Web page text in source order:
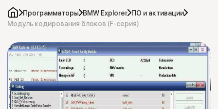
Программаторы BMW Explorer
ПО и активации
Модуль кодирования блоков (F-серия)